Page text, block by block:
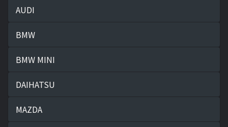
AUDI
BMW
BMW MINI
DAIHATSU
MAZDA